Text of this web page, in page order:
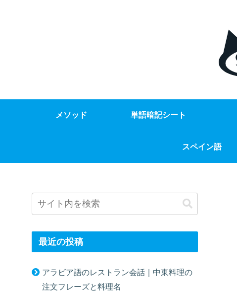
メソッド 単語暗記シート
スペイン語
最近の投稿
アラビア語のレストラン会話｜中東料理の
注文フレーズと料理名